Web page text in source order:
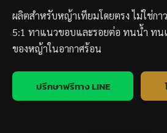
ผลิตสำหรับหญ้าเทียมโดยตรง ไม่ใช่ก
5:1 ทาแนวขอบและรอยต่อ ทนน้ำ ทน
ของหญ้าในอากาศร้อน
ปรึกษาฟรีทาง LINE